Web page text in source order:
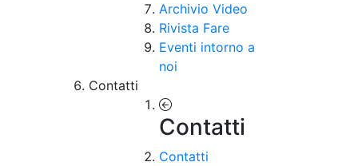
Archivio Video
Rivista Fare
Eventi intorno a
noi
Contatti
Contatti
Contatti